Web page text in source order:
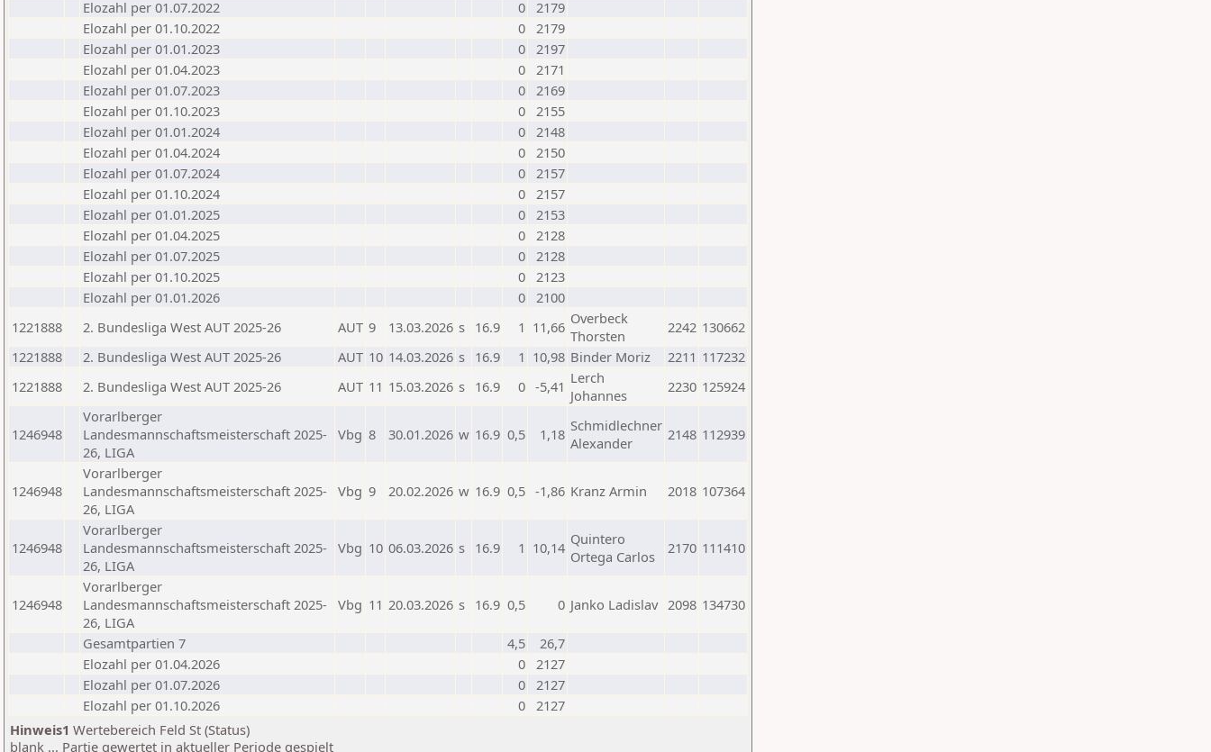
Elozahl per 01.07.2022
0 2179
Elozahl per 01.10.2022
0 2179
Elozahl per 01.01.2023
0 2197
Elozahl per 01.04.2023
0 2171
Elozahl per 01.07.2023
0 2169
Elozahl per 01.10.2023
0 2155
Elozahl per 01.01.2024
0 2148
Elozahl per 01.04.2024
0 2150
Elozahl per 01.07.2024
0 2157
Elozahl per 01.10.2024
0 2157
Elozahl per 01.01.2025
0 2153
Elozahl per 01.04.2025
0 2128
Elozahl per 01.07.2025
0 2128
Elozahl per 01.10.2025
0 2123
Elozahl per 01.01.2026
0 2100
1221888
2. Bundesliga West AUT 2025-26 AUT 9 13.03.2026 s 16.9 1 11,66 Overbeck
Thorsten
2242 130662
1221888
2. Bundesliga West AUT 2025-26 AUT 10 14.03.2026 s 16.9 1 10,98 Binder Moriz 2211 117232
1221888
2. Bundesliga West AUT 2025-26 AUT 11 15.03.2026 s 16.9 0 -5,41 Lerch
Johannes
2230 125924
1246948
Vorarlberger
Landesmannschaftsmeisterschaft 2025-
26, LIGA
Vbg 8 30.01.2026 w 16.9 0,5 1,18 Schmidlechner
Alexander
2148 112939
1246948
Vorarlberger
Landesmannschaftsmeisterschaft 2025-
26, LIGA
Vbg 9 20.02.2026 w 16.9 0,5 -1,86 Kranz Armin 2018 107364
1246948
Vorarlberger
Landesmannschaftsmeisterschaft 2025-
26, LIGA
Vbg 10 06.03.2026 s 16.9 1 10,14 Quintero
Ortega Carlos
2170 111410
1246948
Vorarlberger
Landesmannschaftsmeisterschaft 2025-
26, LIGA
Vbg 11 20.03.2026 s 16.9 0,5 0 Janko Ladislav 2098 134730
Gesamtpartien 7 4,5
26,7
Elozahl per 01.04.2026
0 2127
Elozahl per 01.07.2026
0 2127
Elozahl per 01.10.2026
0 2127
Hinweis1 Wertebereich Feld St (Status)
blank ... Partie gewertet in aktueller Periode gespielt